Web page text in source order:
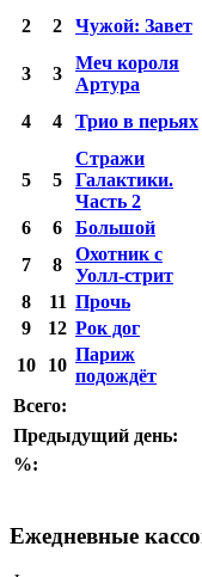
2 2 Чужой: Завет
3
3
Меч короля
Артура
4 4 Трио в перьях
5 5
Стражи
Галактики.
Часть 2
6 6 Большой
7
8
Охотник с
Уолл-стрит
8
11 Прочь
9
12 Рок дог
10
10
Париж
подождёт
Всего:
Предыдущий день:
%:
Ежедневные